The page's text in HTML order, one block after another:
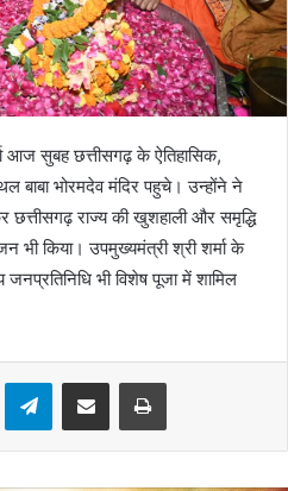
आज सुबह छत्तीसगढ़ के ऐतिहासिक,
बाबा भोरमदेव मंदिर पहुचे। उन्होंने ने
छत्तीसगढ़ राज्य की खुशहाली और समृद्धि
भी किया। उपमुख्यमंत्री श्री शर्मा के
भी विशेष पूजा में शामिल
Telegram